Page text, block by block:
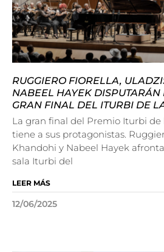
RUGGIERO FIORELLA,
NABEEL HAYEK DISPUTARÁN
GRAN FINAL DEL ITURBI DE
La gran final del Premio Iturbi de
tiene a sus protagonistas.
Khandohi y Nabeel Hayek
sala Iturbi del
LEER MÁS
12/06/2025